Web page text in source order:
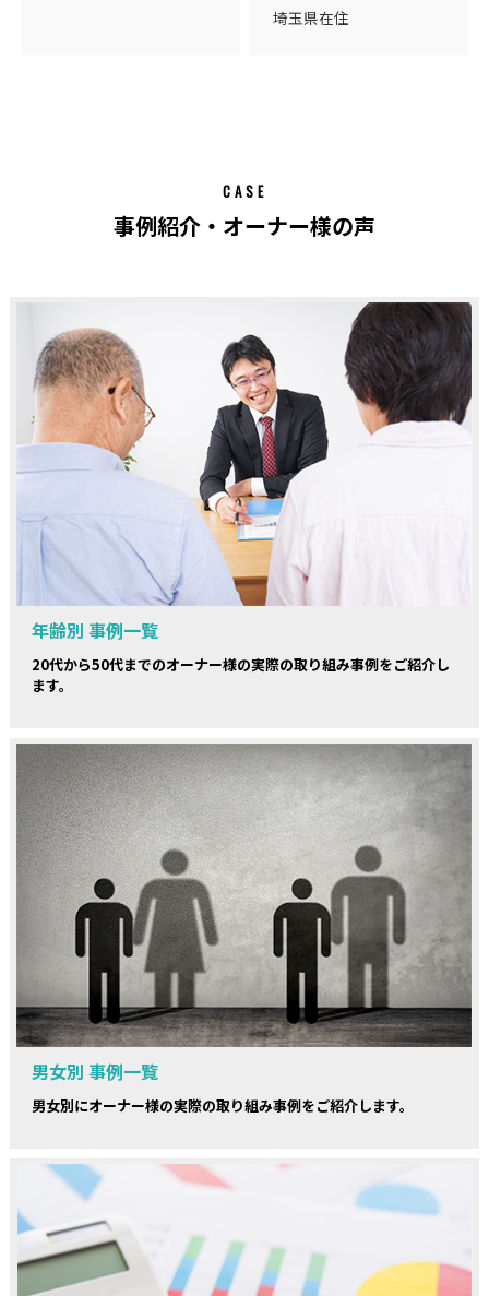
埼玉県在住
CASE
事例紹介・オーナー様の声
年齢別 事例一覧
20代から50代までのオーナー様の実際の取り組み事例をご紹介し
ます。
男女別 事例一覧
男女別にオーナー様の実際の取り組み事例をご紹介します。